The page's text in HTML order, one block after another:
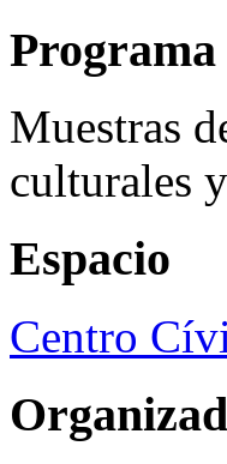
Programa
Muestras
culturales
Espacio
Centro